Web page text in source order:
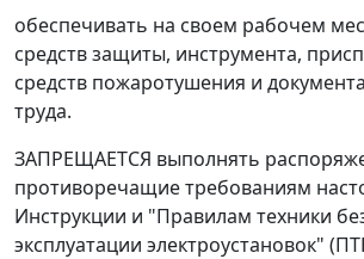
обеспечивать на своем рабочем
средств защиты, инструмента,
средств пожаротушения и
труда.
ЗАПРЕЩАЕТСЯ выполнять
противоречащие требованиям
Инструкции и "Правилам техники
эксплуатации электроустановок"